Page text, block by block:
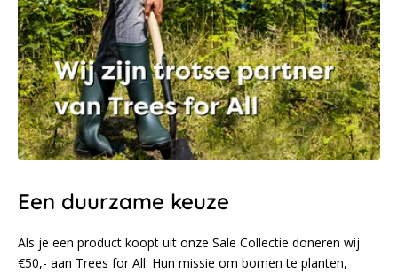
Een duurzame keuze
Als je een product koopt uit onze Sale Collectie doneren wij
€50,- aan Trees for All. Hun missie om bomen te planten,